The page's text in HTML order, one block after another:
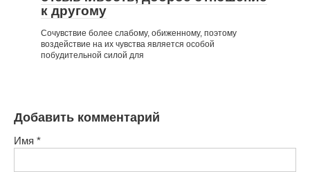
к другому
Сочувствие более слабому, обиженному, поэтому
воздействие на их чувства является особой
побудительной силой для
Добавить комментарий
Имя *